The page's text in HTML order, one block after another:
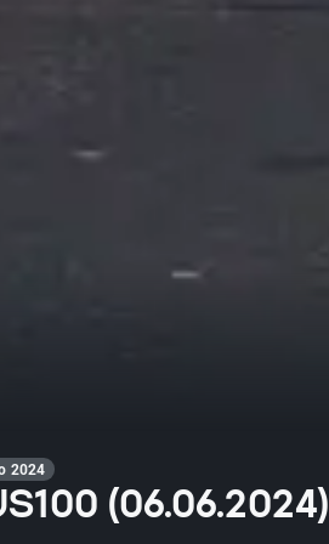
2024
(06.06.2024)